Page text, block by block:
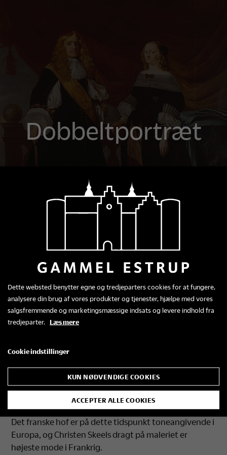
Dobbeltportræt
Bryllupsbilledet
På endevæggen i soveværelset hænger hofmaleren
Abraham Wuchters dobbeltportræt af Christen Skeel
Birgitte Rosenkrantz (1633-77).
Portrættet er malet i 1652 og er formentlig et
bryllupsbillede. Christen Skeel er et par år forinden
vendt hjem fra en ni år lang udenlandsrejse til bl.a.
Ludvig 14’s hof i Frankrig.
Det franske hof er på dette tidspunkt toneangivende i
Europa, og Christen Skeels dragt på maleriet er
højeste mode i Frankrig.
Dette websted benytter egne og tredjeparters cookies for at fungere,
analysere din brug af vores produkter og tjenester, hjælpe med vores
salgsfremmende og marketingsmæssige indsats og levere indhold fra
tredjeparter. Læs mere
Cookie indstillinger
KUN NØDVENDIGE COOKIES
ACCEPTER ALLE COOKIES